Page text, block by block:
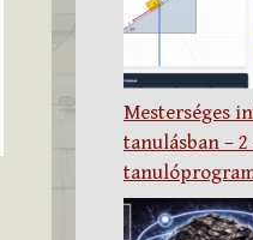
Mesterséges
tanulásban –